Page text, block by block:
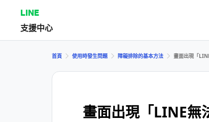
LINE
支援中心
首頁 使用時發生問題 障礙排除的基本方法 畫面出現「
畫面出現「LINE無